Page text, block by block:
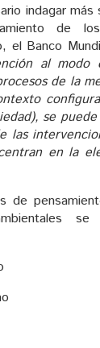
indagar más
de
el Banco
al modo
de la
se
las
en la
de
se